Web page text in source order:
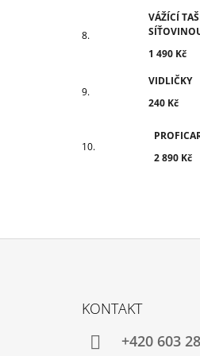
VÁŽÍCÍ
1 490 Kč
VIDLIČKY
240 Kč
2 890 Kč
KONTAKT
+420 603